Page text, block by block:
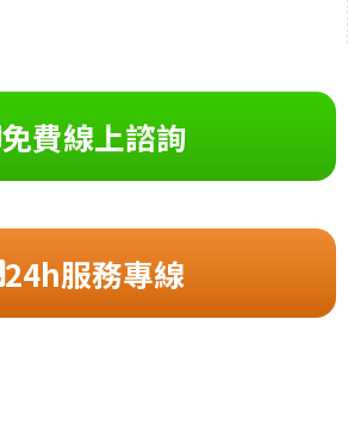
免費線上諮詢
24h服務專線